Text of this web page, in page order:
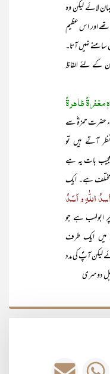
لائے لیکن وہ
تھے اور اس عظیم
سامنے نہیں آتا۔
کے لئے الفاظ
مغفرۃً ظاھرۃً
حضرت حمزہؓ سے
نظر آتے ہیں تو
بات یہ ہے
ہے۔ ایک
اللّٰہِ و اَسَدُ
پر ابولہب ہے جو
میں ایک طرف
لیکن آپؐ کی مدد
دوسری